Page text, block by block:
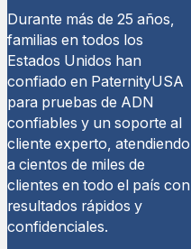
Durante más de 25 años,
familias en todos los
Estados Unidos han
confiado en PaternityUSA
para pruebas de ADN
confiables y un soporte al
cliente experto, atendiendo
a cientos de miles de
clientes en todo el país con
resultados rápidos y
confidenciales.